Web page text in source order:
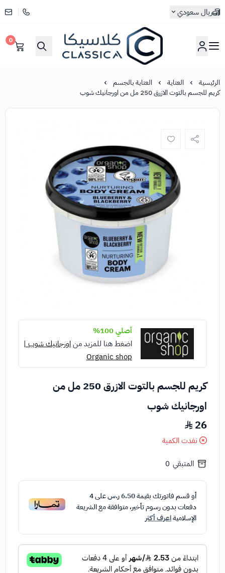
ريال سعودي
كلاسيكا
0
الرئيسية العناية
العناية بالجسم
كريم للجسم بالتوت الازرق 250 مل من اورجانيك شوب
أصلي 100%
اضغط هنا للمزيد مناورجانيك شوب |
Organic shop
كريم للجسم بالتوت الازرق 250 مل من
اورجانيك شوب
26
نفدت الكمية
المتبقي 0
أو قسم فاتورتك بقيمة6.50 ر.س على4
دفعات بدون رسوم تأخير، متوافقة مع الشريعة
الإسلاميةاعرف أكثر